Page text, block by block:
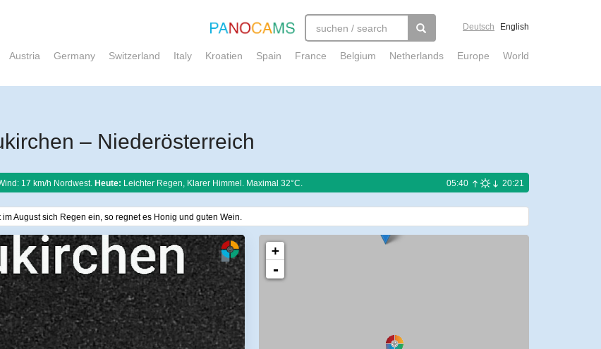
Deutsch English
Austria Germany Switzerland Italy Kroatien Spain France Belgium Netherlands Europe World
– Niederösterreich
17 km/h Nordwest. Heute: Leichter Regen, Klarer Himmel. Maximal 32°C. 05:40 20:21
im August sich Regen ein, so regnet es Honig und guten Wein.
+
-